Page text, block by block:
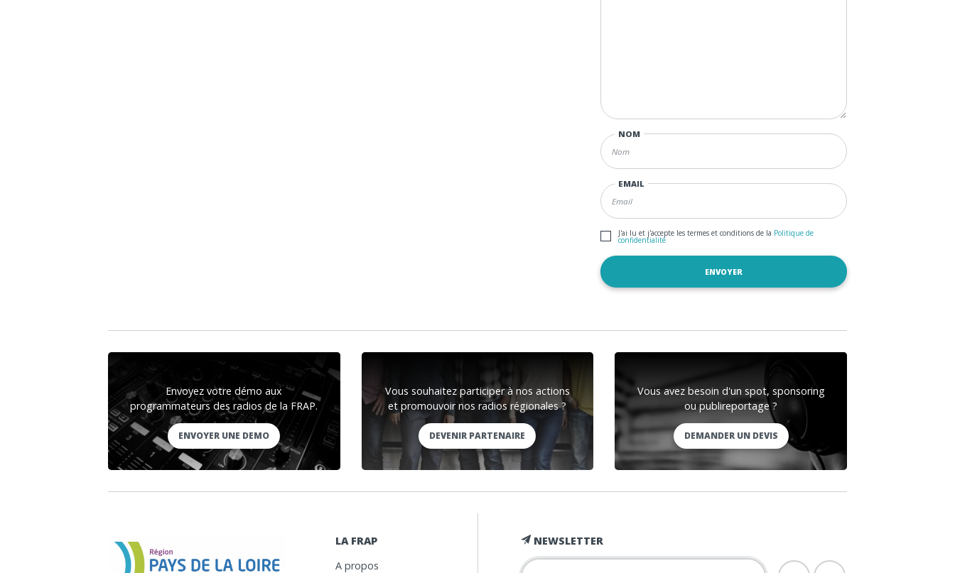
NOM
EMAIL
J'ai lu et j'accepte les termes et conditions de la Politique de
confidentialité
Envoyez votre démo aux
programmateurs des radios de la FRAP.
ENVOYER UNE DEMO
Vous souhaitez participer à nos actions
et promouvoir nos radios régionales ?
DEVENIR PARTENAIRE
Vous avez besoin d'un spot, sponsoring
ou publireportage ?
DEMANDER UN DEVIS
LA FRAP
A propos
NEWSLETTER